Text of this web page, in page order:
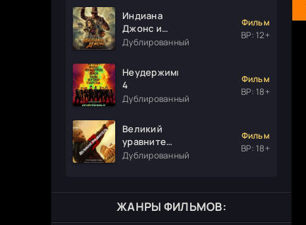
Индиана
Джонс и
колесо
Дублированный
Фильм
ВР: 12+
Неудержимые
4
Дублированный
Фильм
ВР: 18+
Великий
уравнитель
3
Дублированный
Фильм
ВР: 18+
ЖАНРЫ ФИЛЬМОВ: